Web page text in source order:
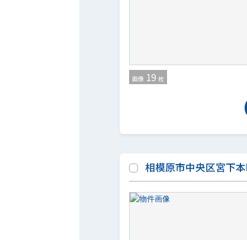
画像 19 枚
相模原市中央区宮下